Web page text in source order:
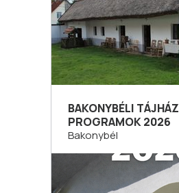
BAKONYBÉLI TÁJHÁZ
PROGRAMOK 2026
Bakonybél